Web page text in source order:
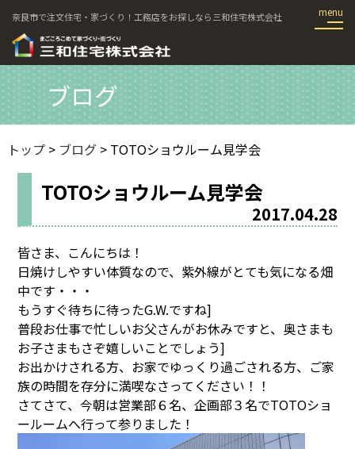
奈良市で注文住宅・家づくり！工務店をお探しなら三和住宅株式会社
ブログ
トップ> ブログ> TOTOショウルーム見学会
TOTOショウルーム見学会
2017.04.28
皆さま、こんにちは！
日焼けしやすい体質なので、紫外線がとても気になる畑
中です・・・
もうすぐ待ちに待ったG.W.ですね]
普段お仕事で忙しいお父さんがお休みですと、奥さまも
お子さまもさぞ嬉しいことでしょう]
お出かけされる方、お家でゆっくり過ごされる方、ご家
族の時間を存分に満喫なさってください！！
さてさて、今朝は営業部６名、企画部３名でTOTOショ
ールームへ行って参りました！